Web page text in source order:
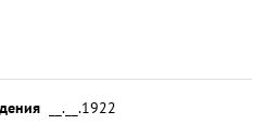
__.__.1922